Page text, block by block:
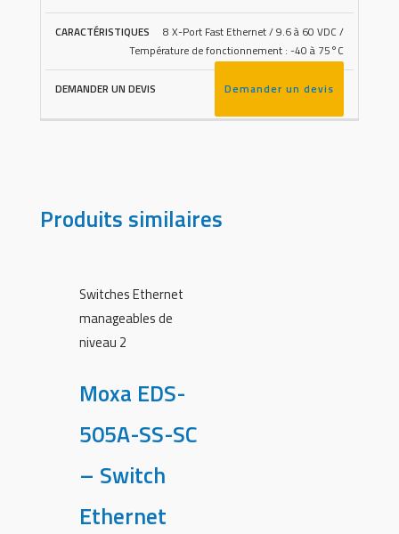
8 X-Port Fast Ethernet / 9.6 à 60 VDC /
Température de fonctionnement : -40 à 75°C
Demander un devis
Produits similaires
Switches Ethernet
manageables de
niveau 2
Moxa EDS-
505A-SS-SC
– Switch
Ethernet